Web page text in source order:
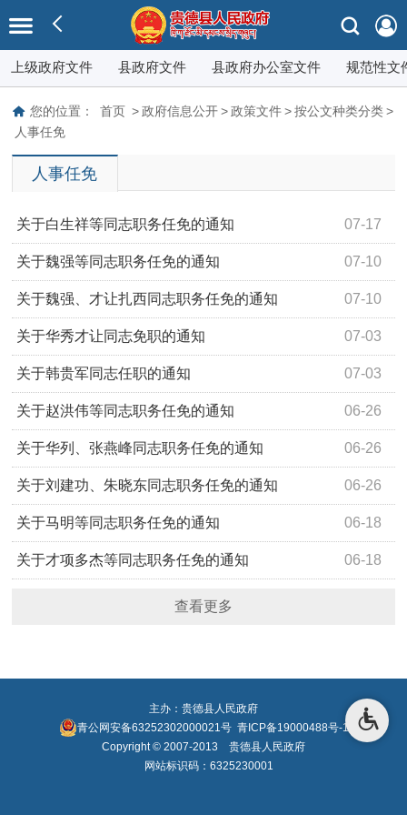
上级政府文件 县政府文件 县政府办公室文件 规范性文
您的位置： 首页 > 政府信息公开 > 政策文件 > 按公文种类分类 >
人事任免
人事任免
07-17
关于白生祥等同志职务任免的通知
07-10
关于魏强等同志职务任免的通知
07-10
关于魏强、才让扎西同志职务任免的通知
07-03
关于华秀才让同志免职的通知
07-03
关于韩贵军同志任职的通知
06-26
关于赵洪伟等同志职务任免的通知
06-26
关于华列、张燕峰同志职务任免的通知
06-26
关于刘建功、朱晓东同志职务任免的通知
06-18
关于马明等同志职务任免的通知
06-18
关于才项多杰等同志职务任免的通知
查看更多
主办：贵德县人民政府
青公网安备63252302000021号 青ICP备19000488号-1
Copyright © 2007-2013 贵德县人民政府
网站标识码：6325230001